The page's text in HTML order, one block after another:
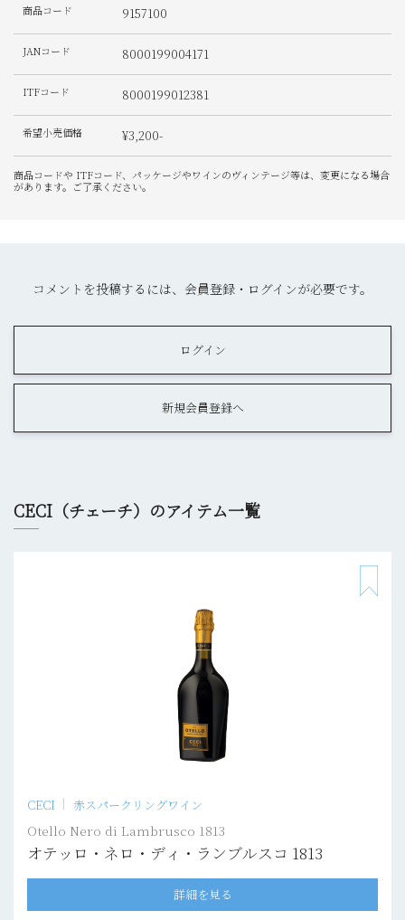
商品コード 9157100
JANコード 8000199004171
ITFコード 8000199012381
希望小売価格 ¥3,200-
商品コードや ITFコード、パッケージやワインのヴィンテージ等は、変更になる場合
があります。ご了承ください。
コメントを投稿するには、会員登録・ログインが必要です。
ログイン
新規会員登録へ
CECI（チェーチ）のアイテム一覧
CECI 赤スパークリングワイン
Otello Nero di Lambrusco 1813
オテッロ・ネロ・ディ・ランブルスコ 1813
詳細を見る